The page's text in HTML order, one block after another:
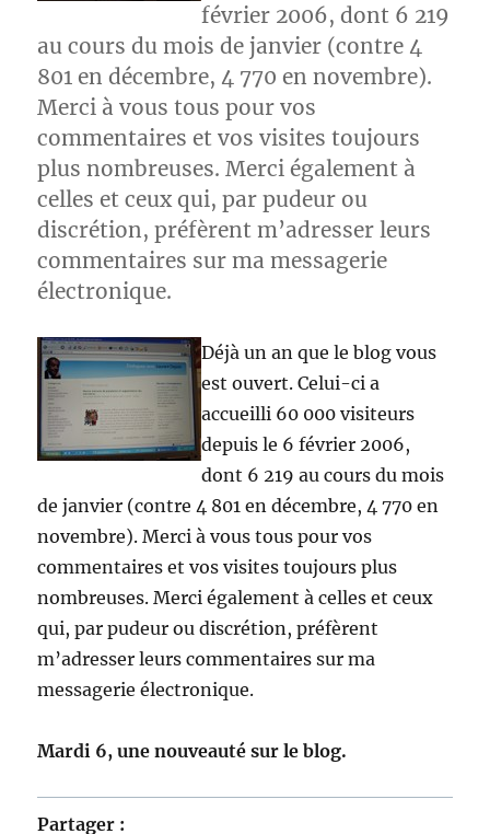
février 2006, dont 6 219
au cours du mois de janvier (contre 4
801 en décembre, 4 770 en novembre).
Merci à vous tous pour vos
commentaires et vos visites toujours
plus nombreuses. Merci également à
celles et ceux qui, par pudeur ou
discrétion, préfèrent m’adresser leurs
commentaires sur ma messagerie
électronique.
Déjà un an que le blog vous
est ouvert. Celui-ci a
accueilli 60 000 visiteurs
depuis le 6 février 2006,
dont 6 219 au cours du mois
de janvier (contre 4 801 en décembre, 4 770 en
novembre). Merci à vous tous pour vos
commentaires et vos visites toujours plus
nombreuses. Merci également à celles et ceux
qui, par pudeur ou discrétion, préfèrent
m’adresser leurs commentaires sur ma
messagerie électronique.
Mardi 6, une nouveauté sur le blog.
Partager :